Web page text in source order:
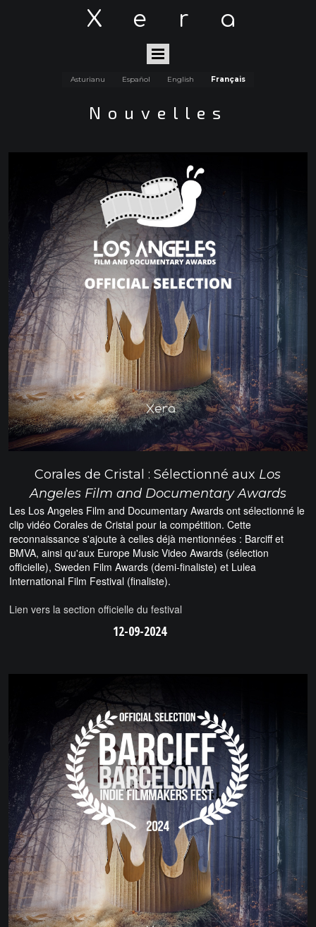
Xera
Asturianu Español English Français
Nouvelles
Corales de Cristal : Sélectionné aux Los
Angeles Film and Documentary Awards
Les Los Angeles Film and Documentary Awards ont sélectionné le
clip vidéo Corales de Cristal pour la compétition. Cette
reconnaissance s'ajoute à celles déjà mentionnées : Barciff et
BMVA, ainsi qu'aux Europe Music Video Awards (sélection
officielle), Sweden Film Awards (demi-finaliste) et Lulea
International Film Festival (finaliste).
Lien vers la section officielle du festival
12-09-2024